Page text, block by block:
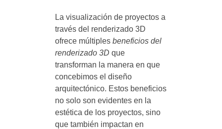
La visualización de proyectos a
través del renderizado 3D
ofrece múltiples beneficios del
renderizado 3D que
transforman la manera en que
concebimos el diseño
arquitectónico. Estos beneficios
no solo son evidentes en la
estética de los proyectos, sino
que también impactan en